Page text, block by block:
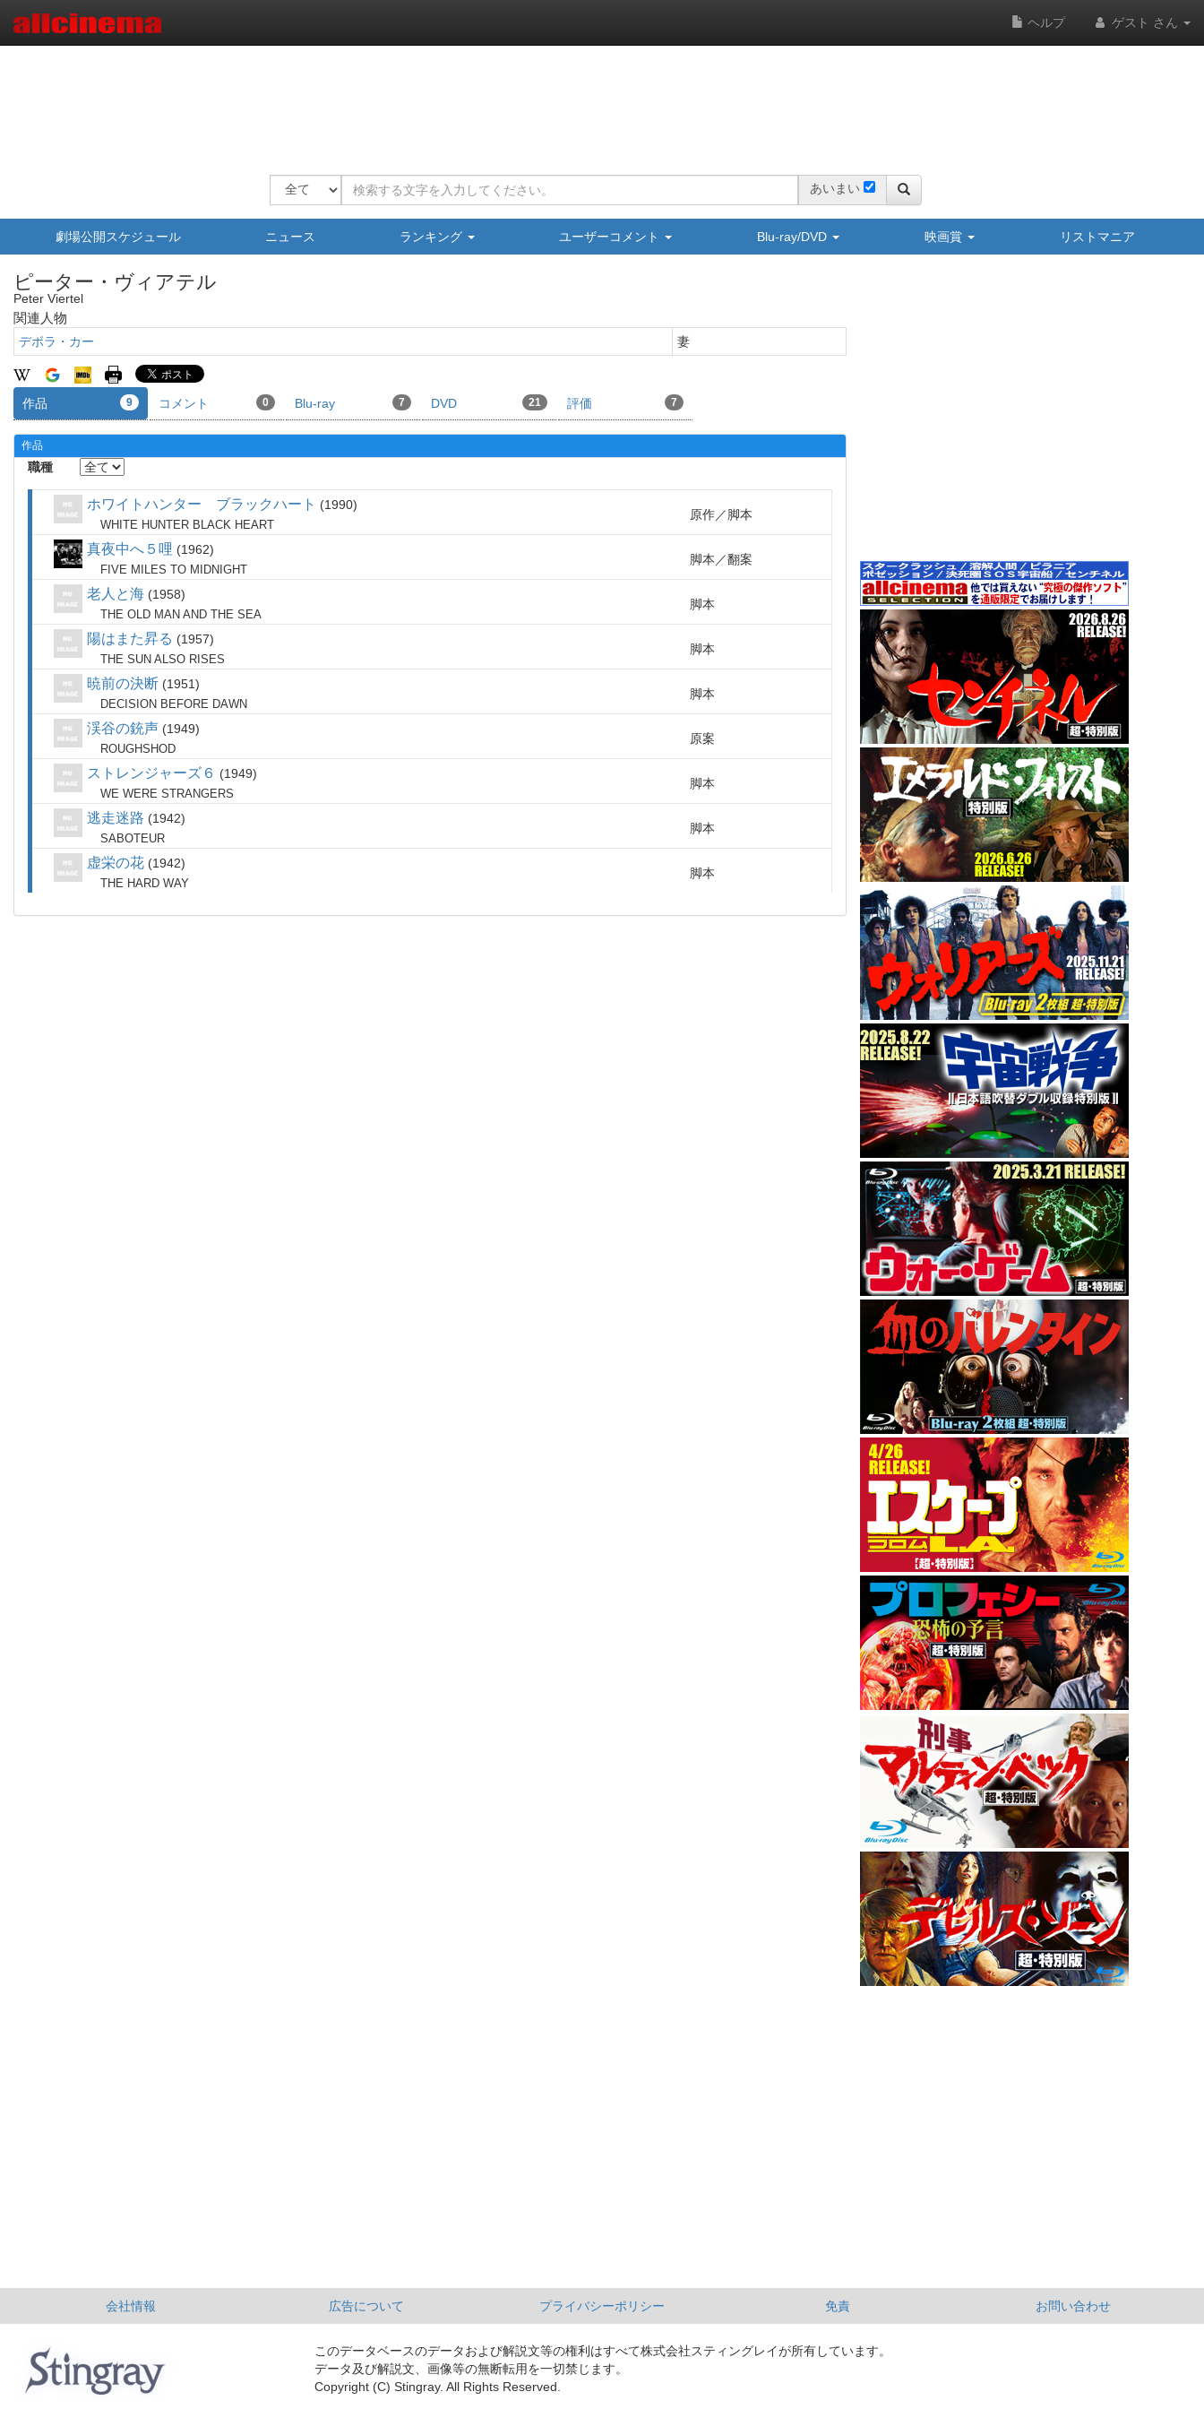
ヘルプ ゲスト さん
あいまい
劇場公開スケジュール ニュース ランキング ユーザーコメント Blu-ray/DVD 映画賞 リストマニア
ピーター・ヴィアテル
Peter Viertel
関連人物
デボラ・カー 妻
作品 9 コメント 0 Blu-ray 7 DVD 21 評価 7
作品
職種
ホワイトハンター ブラックハート 1990
WHITE HUNTER BLACK HEART
原作 脚本
真夜中へ５哩 1962
FIVE MILES TO MIDNIGHT
脚本 翻案
老人と海 1958
THE OLD MAN AND THE SEA
脚本
陽はまた昇る 1957
THE SUN ALSO RISES
脚本
暁前の決断 1951
DECISION BEFORE DAWN
脚本
渓谷の銃声 1949
ROUGHSHOD
原案
ストレンジャーズ６ 1949
WE WERE STRANGERS
脚本
逃走迷路 1942
SABOTEUR
脚本
虚栄の花 1942
THE HARD WAY
脚本
会社情報 広告について プライバシーポリシー 免責 お問い合わせ
このデータベースのデータおよび解説文等の権利はすべて株式会社スティングレイが所有しています。
データ及び解説文、画像等の無断転用を一切禁じます。
Copyright (C) Stingray. All Rights Reserved.